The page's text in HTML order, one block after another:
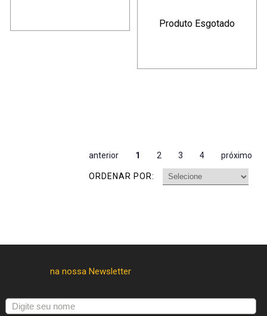
Produto Esgotado
anterior 1 2 3 4 próximo
ORDENAR POR: